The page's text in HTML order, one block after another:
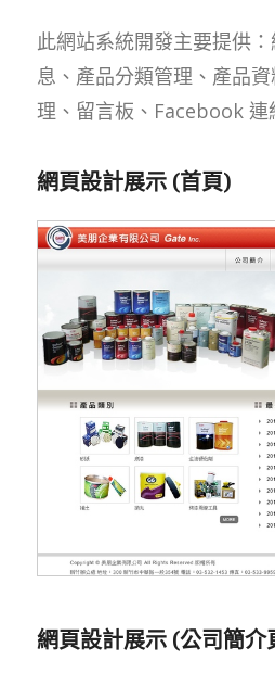
此網站系統開發主要提供
息、產品分類管理、產品
理、留言板、Facebook 連
網頁設計展示 (首頁)
網頁設計展示 (公司簡介